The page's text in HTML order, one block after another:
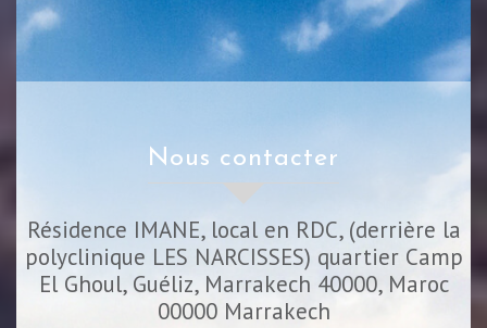
nous contacter
Résidence IMANE, local en RDC, (derrière la
polyclinique LES NARCISSES) quartier Camp
El Ghoul, Guéliz, Marrakech 40000, Maroc
00000 Marrakech